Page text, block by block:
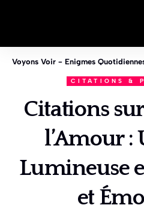
CITATIONS &
Citations
l’Amour :
Lumineuse
et